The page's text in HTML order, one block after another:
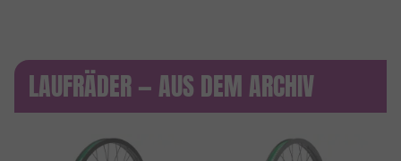
LAUFRÄDER — AUS DEM ARCHIV